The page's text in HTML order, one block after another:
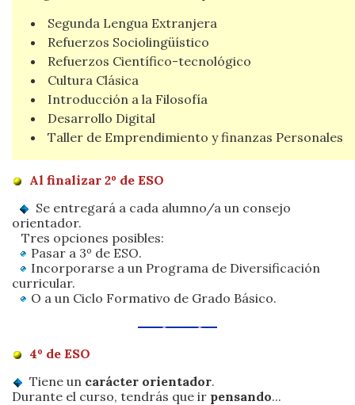
Segunda Lengua Extranjera
Refuerzos Sociolingüístico
Refuerzos Científico-tecnológico
Cultura Clásica
Introducción a la Filosofía
Desarrollo Digital
Taller de Emprendimiento y finanzas Personales
Al finalizar 2º de ESO
Se entregará a cada alumno/a un consejo
orientador.
Tres opciones posibles:
Pasar a 3º de ESO.
Incorporarse a un Programa de Diversificación
curricular.
O a un Ciclo Formativo de Grado Básico.
4º de ESO
Tiene un carácter orientador.
Durante el curso, tendrás que ir pensando...